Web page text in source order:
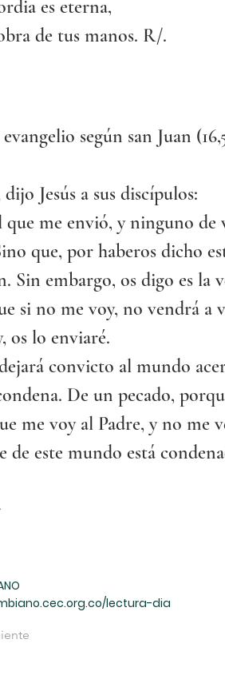
es eterna,
de tus manos. R/.
según san Juan
Jesús a sus discípulos:
me envió, y ninguno de
que, por haberos dicho
Sin embargo, os digo es la
si no me voy, no vendrá a
os lo enviaré.
convicto al mundo
De un pecado,
me voy al Padre, y no me
este mundo está
lectura-dia